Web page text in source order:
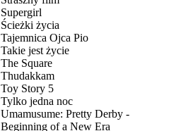
Supergirl
Ścieżki życia
Tajemnica Ojca Pio
Takie jest życie
The Square
Thudakkam
Toy Story 5
Tylko jedna noc
Umamusume: Pretty Derby -
Beginning of a New Era